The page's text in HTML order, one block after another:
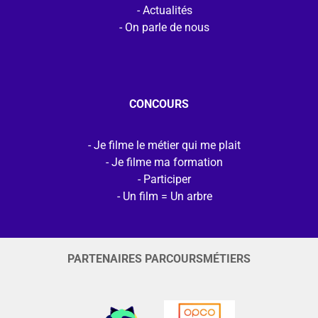
Actualités
On parle de nous
CONCOURS
Je filme le métier qui me plait
Je filme ma formation
Participer
Un film = Un arbre
PARTENAIRES PARCOURSMÉTIERS